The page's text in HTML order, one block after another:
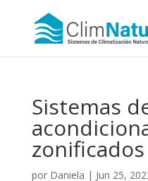
Sistemas
zonificados
por Daniela | Jun 25,